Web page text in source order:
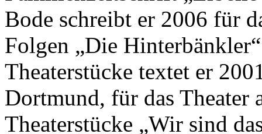
Bode schreibt er 2006 für
Folgen „Die
Theaterstücke textet er
Dortmund, für das Theater
Theaterstücke „Wir sind